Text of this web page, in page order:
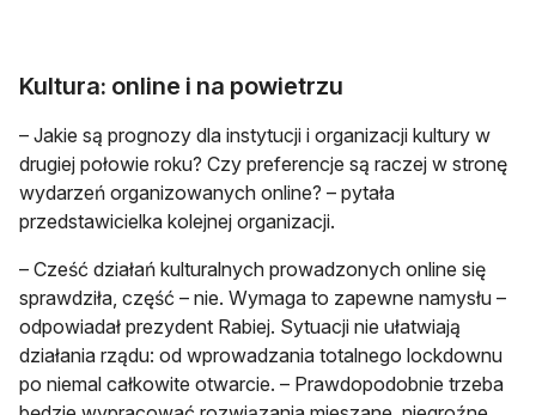
Kultura: online i na powietrzu
– Jakie są prognozy dla instytucji i organizacji kultury w
drugiej połowie roku? Czy preferencje są raczej w stronę
wydarzeń organizowanych online? – pytała
przedstawicielka kolejnej organizacji.
– Cześć działań kulturalnych prowadzonych online się
sprawdziła, część – nie. Wymaga to zapewne namysłu –
odpowiadał prezydent Rabiej. Sytuacji nie ułatwiają
działania rządu: od wprowadzania totalnego lockdownu
po niemal całkowite otwarcie. – Prawdopodobnie trzeba